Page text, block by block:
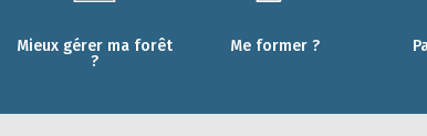
Mieux gérer ma forêt
?
Me former ?